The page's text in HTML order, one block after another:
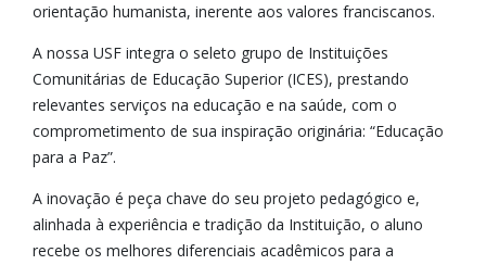
orientação humanista, inerente aos valores franciscanos.
A nossa USF integra o seleto grupo de Instituições
Comunitárias de Educação Superior (ICES), prestando
relevantes serviços na educação e na saúde, com o
comprometimento de sua inspiração originária: “Educação
para a Paz”.
A inovação é peça chave do seu projeto pedagógico e,
alinhada à experiência e tradição da Instituição, o aluno
recebe os melhores diferenciais acadêmicos para a